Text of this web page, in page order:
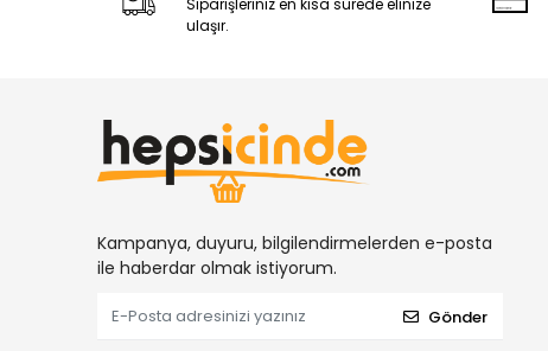
Siparişleriniz en kısa sürede elinize
ulaşır.
Kampanya, duyuru, bilgilendirmelerden e-posta
ile haberdar olmak istiyorum.
Gönder